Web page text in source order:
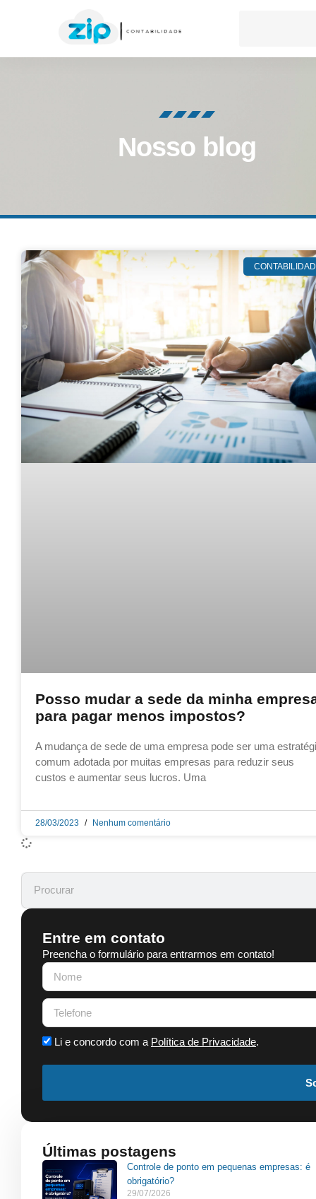
Nosso blog
Posso mudar a sede da minha
para pagar menos impostos?
A mudança de sede de uma empresa pode ser uma
comum adotada por muitas empresas para reduzir seus
custos e aumentar seus lucros. Uma
28/03/2023 Nenhum comentário
Entre em contato
Preencha o formulário para entrarmos em contato!
Li e concordo com a Política de Privacidade.
Últimas postagens
Controle de ponto em pequenas empresas: é
obrigatório?
29/07/2026